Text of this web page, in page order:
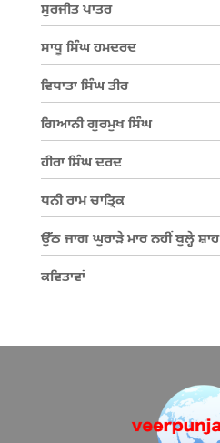
ਸੁਰਜੀਤ ਪਾਤਰ
ਸਾਧੂ ਸਿੰਘ ਹਮਦਰਦ
ਵਿਧਾਤਾ ਸਿੰਘ ਤੀਰ
ਗਿਆਨੀ ਗੁਰਮੁਖ ਸਿੰਘ
ਹੀਰਾ ਸਿੰਘ ਦਰਦ
ਧਨੀ ਰਾਮ ਚਾਤ੍ਰਿਕ
ਉੱਠ ਜਾਗ ਘੁਰਾੜੇ ਮਾਰ ਨਹੀਂ ਬੁਲ੍ਹੇ ਸ਼ਾਹ
ਕਵਿਤਾਵਾਂ